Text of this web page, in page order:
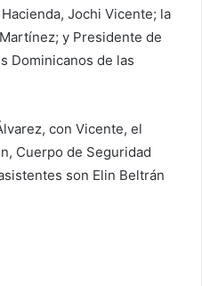
Jochi Vicente; la
y Presidente de
Dominicanos de las
con Vicente, el
Cuerpo de Seguridad
son Elin Beltrán